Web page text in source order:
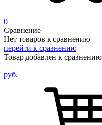
0
Сравнение
Нет товаров к сравнению
перейти к сравнению
Товар добавлен к сравнению
руб.